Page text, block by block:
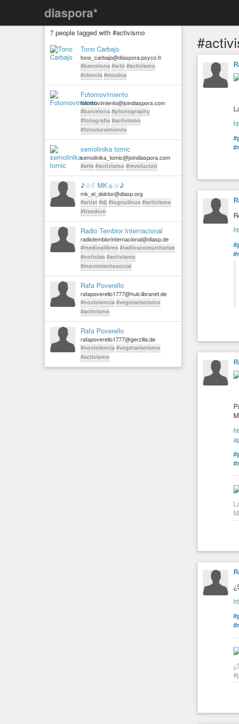
diaspora*
7 people tagged with #activismo
Tono Carbajo
tono_carbajo@diaspora.psyco.fr
#barcelona #arte #activismo
#ciencia #musica
Fotomovimiento
fotomovimiento@joindiaspora.com
#barcelona #photography
#fotografia #activismo
#fotomovimiento
semolinika tomic
semolinika_tomic@joindiaspora.com
#arte #activismo #revolucion
♪☆☾MK☼☆♪
mk_el_doktor@diasp.org
#artist #dj #iognulinux #activismo
#freedom
Radio Temblor Internacional
radiotemblorinternacional@diasp.de
#medioslibres #radioscomunitarias
#noticias #activismo
#movimientosocial
Rafa Poverello
rafapoverello1777@hub.libranet.de
#noviolencia #vegetarianismo
#activismo
Rafa Poverello
rafapoverello1777@gerzilla.de
#noviolencia #vegetarianismo
#activismo